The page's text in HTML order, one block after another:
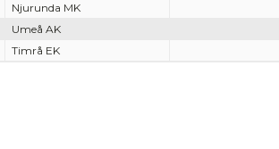
Njurunda MK
Umeå AK
Timrå EK